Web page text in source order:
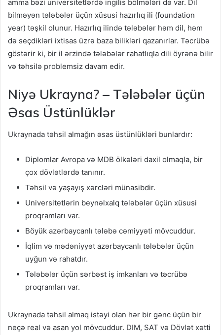
amma bəzi universitetlərdə ingilis bölmələri də var. Dil
bilməyən tələbələr üçün xüsusi hazırlıq ili (foundation
year) təşkil olunur. Hazırlıq ilində tələbələr həm dil, həm
də seçdikləri ixtisas üzrə baza bilikləri qazanırlar. Təcrübə
göstərir ki, bir il ərzində tələbələr rahatlıqla dili öyrənə bilir
və təhsilə problemsiz davam edir.
Niyə Ukrayna? – Tələbələr üçün
Əsas Üstünlüklər
Ukraynada təhsil almağın əsas üstünlükləri bunlardır:
Diplomlar Avropa və MDB ölkələri daxil olmaqla, bir
çox dövlətlərdə tanınır.
Təhsil və yaşayış xərcləri münasibdir.
Universitetlərin beynəlxalq tələbələr üçün xüsusi
proqramları var.
Böyük azərbaycanlı tələbə cəmiyyəti mövcuddur.
İqlim və mədəniyyət azərbaycanlı tələbələr üçün
uyğun və rahatdır.
Tələbələr üçün sərbəst iş imkanları və təcrübə
proqramları var.
Ukraynada təhsil almaq istəyi olan hər bir gənc üçün bir
neçə real və asan yol mövcuddur. DIM, SAT və Dövlət xətti